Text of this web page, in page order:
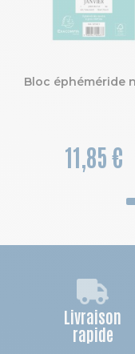
11,85 €
Livraison
rapide